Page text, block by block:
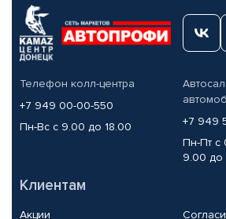
Телефон колл-центра
+7 949 00-00-550
Пн-Вс с 9.00 до 18.00
+7 949
Пн-Пт с
9.00 до
Клиентам
Акции